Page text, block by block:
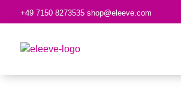
+49 7150 8273535 shop@eleeve.com